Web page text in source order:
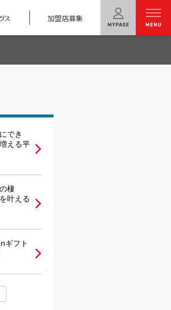
加盟店募集
約
でき
える平
棲
叶える
ギフト